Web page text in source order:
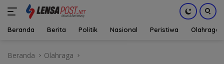
Beranda Berita Politik Nasional Peristiwa Olahraga
Beranda Olahraga